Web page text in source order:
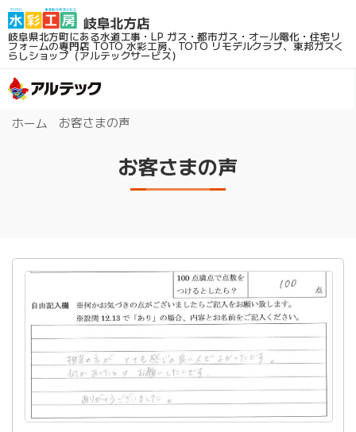
岐阜県北方町にある水道工事・LP ガス・都市ガス・オール電化・住宅リ
フォームの専門店TOTO 水彩工房、TOTO リモデルクラブ、東邦ガスく
らしショップ（アルテックサービス）
ホーム お客さまの声
お客さまの声